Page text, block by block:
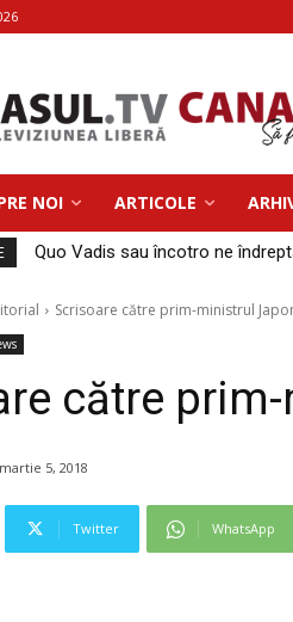
NOI ARTICOLE
Quo Vadis sau încotro ne
Scrisoare către prim-ministrul
către
martie 5, 2018
Twitter WhatsApp